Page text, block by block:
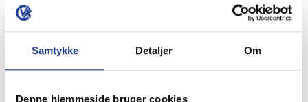
Samtykke Detaljer Om
Denne hjemmeside bruger cookies
Pakke
Fri fragt - over 600,- kr.
Fragtmand